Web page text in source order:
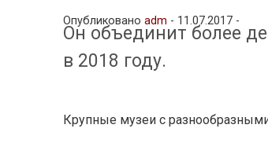
Опубликованоadm - 11.07.2017 -
Он объединит более
в 2018 году.
Крупные музеи с